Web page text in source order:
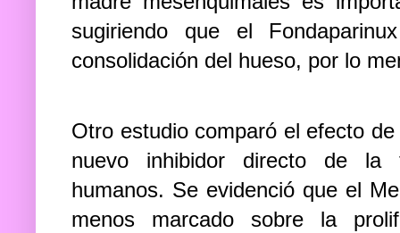
sugiriendo que el
consolidación del hueso, por lo
Otro estudio comparó el efecto
nuevo inhibidor directo de la
humanos. Se evidenció que el
menos marcado sobre la